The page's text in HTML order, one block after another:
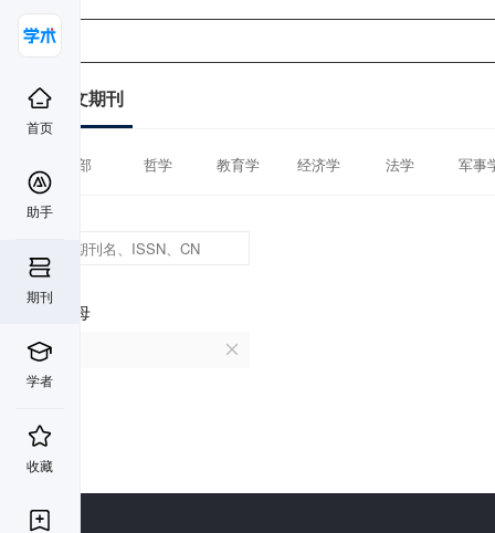
首页
助手
期刊
学者
收藏
中文期刊
全部 哲学 教育学 经济学 法学 军事
首字母
U